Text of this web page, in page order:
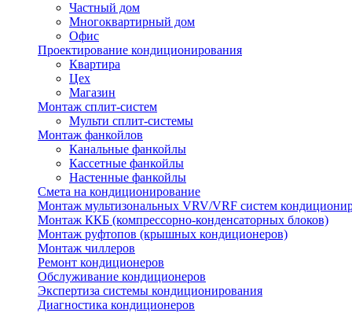
Частный дом
Многоквартирный дом
Офис
Проектирование кондиционирования
Квартира
Цех
Магазин
Монтаж сплит-систем
Мульти сплит-системы
Монтаж фанкойлов
Канальные фанкойлы
Кассетные фанкойлы
Настенные фанкойлы
Смета на кондиционирование
Монтаж мультизональных VRV/VRF систем
Монтаж ККБ (компрессорно-конденсаторных блоков)
Монтаж руфтопов (крышных кондиционеров)
Монтаж чиллеров
Ремонт кондиционеров
Обслуживание кондиционеров
Экспертиза системы кондиционирования
Диагностика кондиционеров